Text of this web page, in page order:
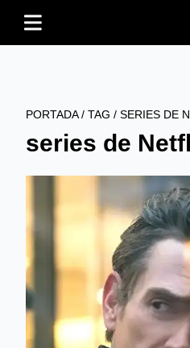
PORTADA/ TAG / SERIES DE
series de